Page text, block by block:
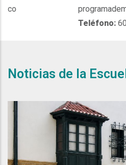
601 744 2680,
Noticias de la